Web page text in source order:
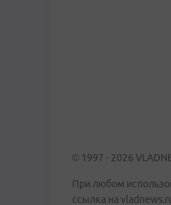
© 1997 - 2026
При любом
ссылка на